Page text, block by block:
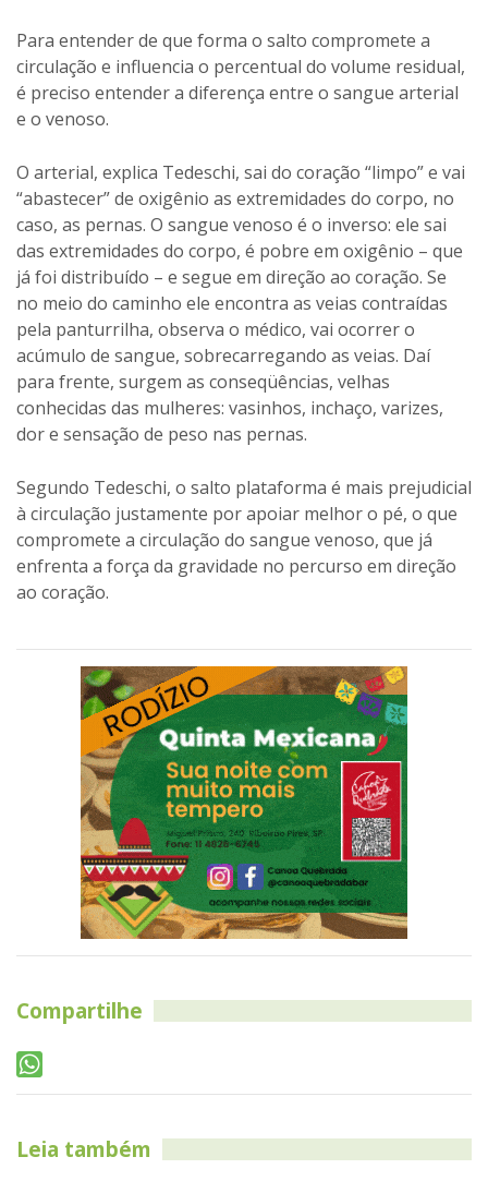
Para entender de que forma o salto compromete a
circulação e influencia o percentual do volume residual,
é preciso entender a diferença entre o sangue arterial
e o venoso.
O arterial, explica Tedeschi, sai do coração “limpo” e vai
“abastecer” de oxigênio as extremidades do corpo, no
caso, as pernas. O sangue venoso é o inverso: ele sai
das extremidades do corpo, é pobre em oxigênio – que
já foi distribuído – e segue em direção ao coração. Se
no meio do caminho ele encontra as veias contraídas
pela panturrilha, observa o médico, vai ocorrer o
acúmulo de sangue, sobrecarregando as veias. Daí
para frente, surgem as conseqüências, velhas
conhecidas das mulheres: vasinhos, inchaço, varizes,
dor e sensação de peso nas pernas.
Segundo Tedeschi, o salto plataforma é mais prejudicial
à circulação justamente por apoiar melhor o pé, o que
compromete a circulação do sangue venoso, que já
enfrenta a força da gravidade no percurso em direção
ao coração.
Compartilhe
Leia também